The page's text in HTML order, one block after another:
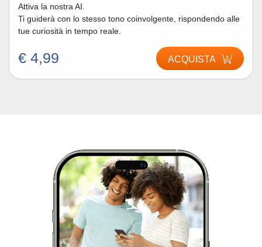
Attiva la nostra AI.
Ti guiderà con lo stesso tono coinvolgente, rispondendo alle
tue curiosità in tempo reale.
€ 4,99 ACQUISTA